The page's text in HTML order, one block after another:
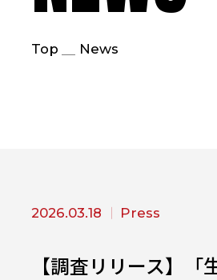
Top News
2026.03.18 Press
【調査リリース】「